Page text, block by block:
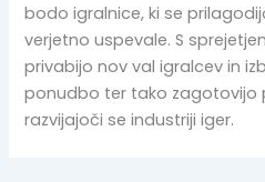
bodo igralnice, ki se
verjetno uspevale. S
privabijo nov val igralcev in
ponudbo ter tako zagotovijo
razvijajoči se industriji iger.